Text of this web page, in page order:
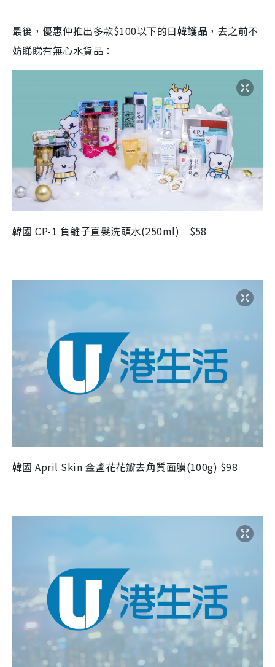
最後，優惠仲推出多款$100以下的日韓護品，去之前不
妨睇睇有無心水貨品：
韓國 CP-1 負離子直髮洗頭水(250ml) $58
韓國 April Skin 金盞花花瓣去角質面膜(100g) $98